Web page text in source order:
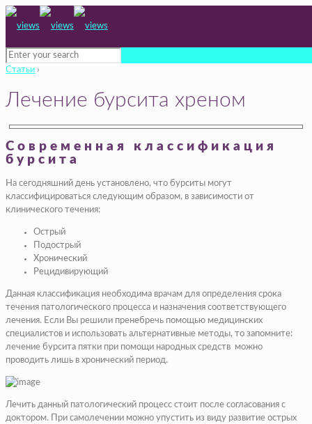
Статьи ›
Лечение бурсита хреном
Современная классификация
бурсита
На сегодняшний день установлено, что бурситы могут
классифицироваться следующим образом, в зависимости от
клинического течения:
Острый
Подострый
Хронический
Рецидивирующий
Данная классификация необходима врачам для определения срока
течения патологического процесса и назначения соответствующего
лечения. Если Вы решили пренебречь помощью медицинских
специалистов и использовать альтернативные методы, то запомните:
лечение бурсита пятки при помощи народных средств можно
проводить лишь в хронический период.
Лечить данный патологический процесс стоит после согласования с
доктором. При самолечении можно упустить из виду развитие острых